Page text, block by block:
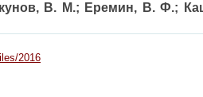
В. М.; Еремин, В. Ф.;
2016